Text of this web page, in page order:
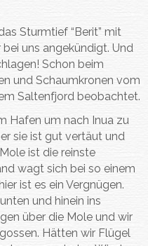
Sturmtief “Berit” mit
uns angekündigt. Und
Schon beim
und Schaumkronen vom
Saltenfjord beobachtet.
Hafen um nach Inua zu
sie ist gut vertäut und
ist die reinste
wagt sich bei so einem
ist es ein Vergnügen.
und hinein ins
über die Mole und wir
Hätten wir Flügel